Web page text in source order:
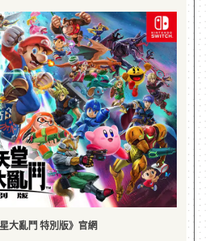
大亂鬥 特別版》官網